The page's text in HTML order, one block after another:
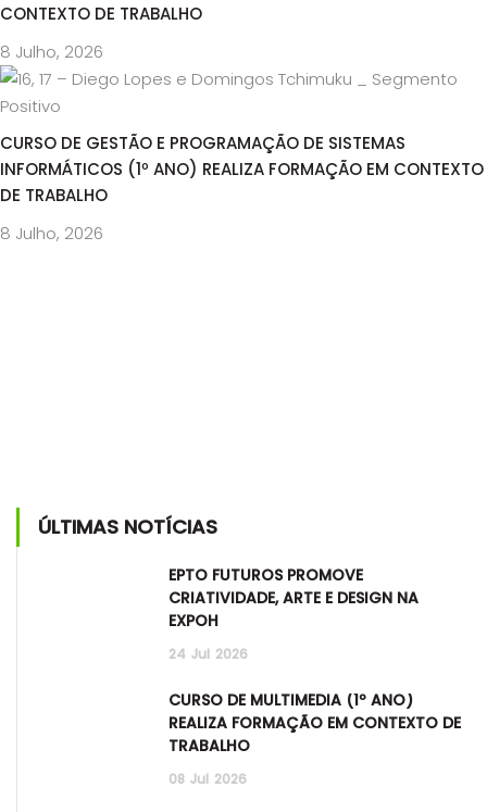
CONTEXTO DE TRABALHO
8 Julho, 2026
CURSO DE GESTÃO E PROGRAMAÇÃO DE SISTEMAS
INFORMÁTICOS (1º ANO) REALIZA FORMAÇÃO EM CONTEXTO
DE TRABALHO
8 Julho, 2026
ÚLTIMAS NOTÍCIAS
EPTO FUTUROS PROMOVE
CRIATIVIDADE, ARTE E DESIGN NA
EXPOH
24 Jul 2026
CURSO DE MULTIMÉDIA (1º ANO)
REALIZA FORMAÇÃO EM CONTEXTO DE
TRABALHO
08 Jul 2026